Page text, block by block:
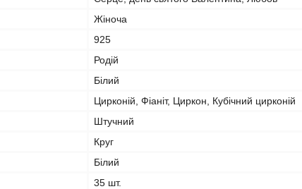
Жіноча
925
Родій
Білий
Цирконій, Фіаніт, Циркон, Кубічний цирконій
Штучний
Круг
Білий
35 шт.